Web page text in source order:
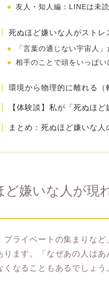
友人・知人編：LINEは未
死ぬほど嫌いな人がスト
「言葉の通じない宇宙人
相手のことで頭をいっぱい
環境から物理的に離れる（
【体験談】私が「死ぬほ
まとめ：死ぬほど嫌いな
ど嫌いな人が現
プライベートの集まりなど
ります。「なぜあの人は
くなることもあるでしょう